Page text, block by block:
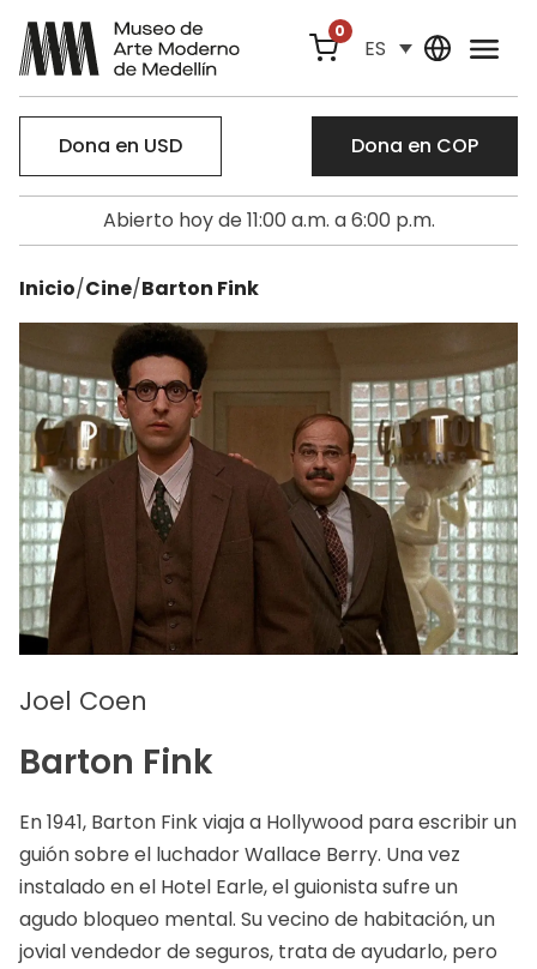
0
ES
Dona en USD Dona en COP
Abierto hoy de 11:00 a.m. a 6:00 p.m.
Inicio/Cine/Barton Fink
Joel Coen
Barton Fink
En 1941, Barton Fink viaja a Hollywood para escribir un
guión sobre el luchador Wallace Berry. Una vez
instalado en el Hotel Earle, el guionista sufre un
agudo bloqueo mental. Su vecino de habitación, un
jovial vendedor de seguros, trata de ayudarlo, pero